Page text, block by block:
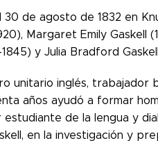
30 de agosto de 1832 en
Margaret Emily Gaskell
y Julia Bradford
unitario inglés,
años ayudó a formar
de la lengua y
en la investigación y